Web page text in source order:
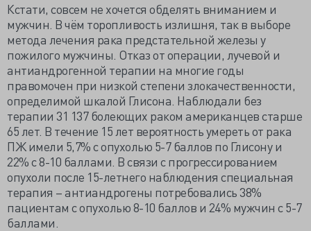
Кстати, совсем не хочется обделять вниманием и
мужчин. В чём торопливость излишня, так в выборе
метода лечения рака предстательной железы у
пожилого мужчины. Отказ от операции, лучевой и
антиандрогенной терапии на многие годы
правомочен при низкой степени злокачественности,
определимой шкалой Глисона. Наблюдали без
терапии 31 137 болеющих раком американцев старше
65 лет. В течение 15 лет вероятность умереть от рака
ПЖ имели 5,7% с опухолью 5-7 баллов по Глисону и
22% с 8-10 баллами. В связи с прогрессированием
опухоли после 15-летнего наблюдения специальная
терапия – антиандрогены потребовались 38%
пациентам с опухолью 8-10 баллов и 24% мужчин с 5-7
баллами.